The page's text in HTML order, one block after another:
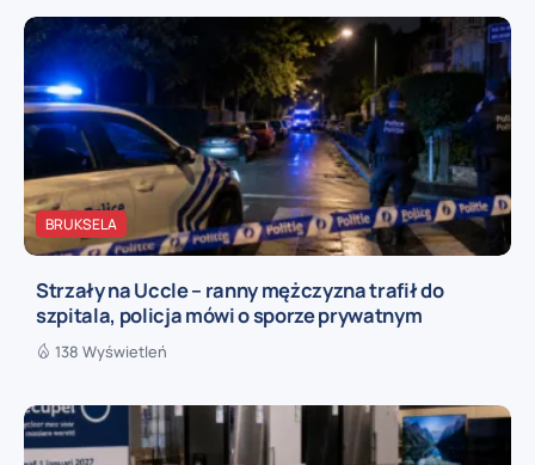
BRUKSELA
Strzały na Uccle – ranny mężczyzna trafił do
szpitala, policja mówi o sporze prywatnym
138 Wyświetleń